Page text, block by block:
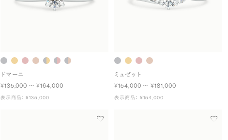
ドマーニ
¥135,000 〜 ¥164,000
表示商品： ¥135,000
ミュゼット
¥154,000 〜 ¥181,000
表示商品： ¥154,000